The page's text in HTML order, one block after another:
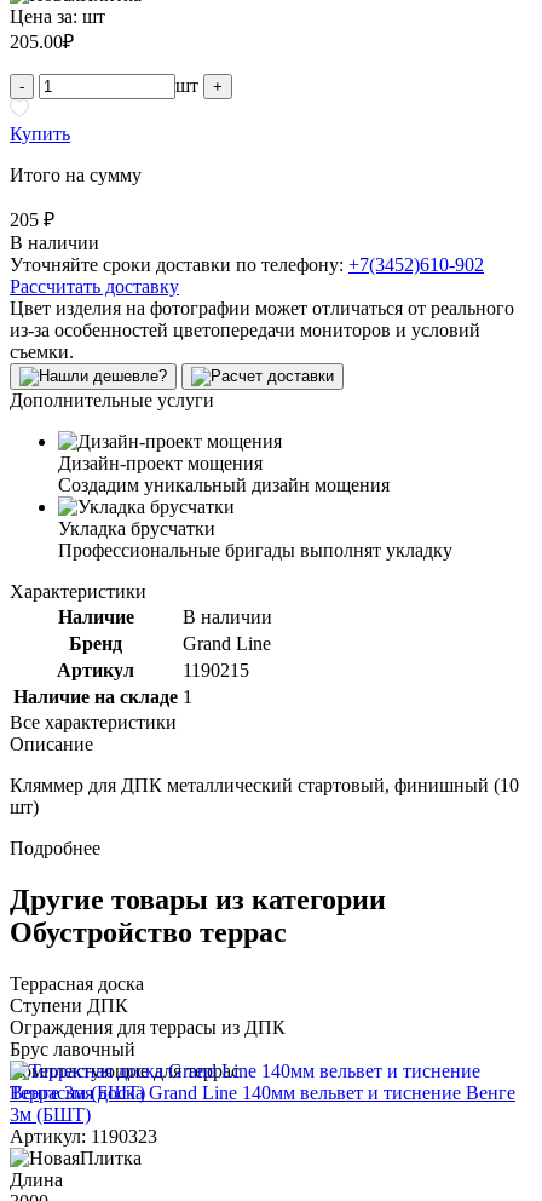
Цена за: шт
205.00₽
- шт +
Купить
Итого на сумму
205 ₽
В наличии
Уточняйте сроки доставки по телефону: +7(3452)610-902
Рассчитать доставку
Цвет изделия на фотографии может отличаться от реального
из-за особенностей цветопередачи мониторов и условий
съемки.
Дополнительные услуги
Дизайн-проект мощения
Создадим уникальный дизайн мощения
Укладка брусчатки
Профессиональные бригады выполнят укладку
Характеристики
Наличие
В наличии
Бренд
Grand Line
Артикул
1190215
Наличие на складе 1
Все характеристики
Описание
Кляммер для ДПК металлический стартовый, финишный (10
шт)
Подробнее
Другие товары из категории
Обустройство террас
Террасная доска
Ступени ДПК
Ограждения для террасы из ДПК
Брус лавочный
Комплектующие для террас
Террасная доска Grand Line 140мм вельвет и тиснение Венге
3м (БШТ)
Артикул: 1190323
Длина